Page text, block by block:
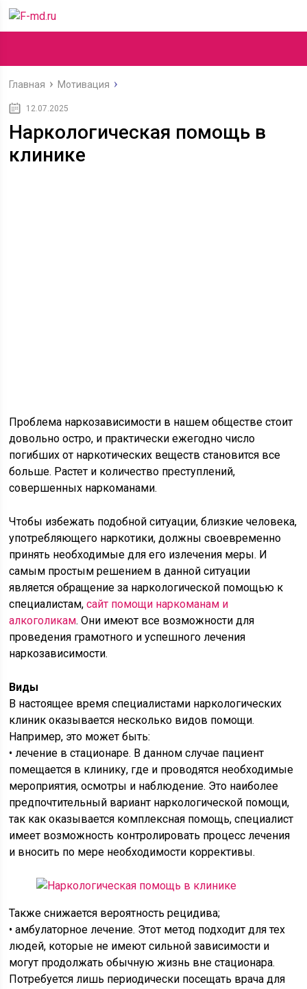
Главная Мотивация
12.07.2025
Наркологическая помощь в
клинике
Проблема наркозависимости в нашем обществе стоит
довольно остро, и практически ежегодно число
погибших от наркотических веществ становится все
больше. Растет и количество преступлений,
совершенных наркоманами.
Чтобы избежать подобной ситуации, близкие человека,
употребляющего наркотики, должны своевременно
принять необходимые для его излечения меры. И
самым простым решением в данной ситуации
является обращение за наркологической помощью к
специалистам,сайт помощи наркоманам и
алкоголикам. Они имеют все возможности для
проведения грамотного и успешного лечения
наркозависимости.
Виды
В настоящее время специалистами наркологических
клиник оказывается несколько видов помощи.
Например, это может быть:
• лечение в стационаре. В данном случае пациент
помещается в клинику, где и проводятся необходимые
мероприятия, осмотры и наблюдение. Это наиболее
предпочтительный вариант наркологической помощи,
так как оказывается комплексная помощь, специалист
имеет возможность контролировать процесс лечения
и вносить по мере необходимости коррективы.
Также снижается вероятность рецидива;
• амбулаторное лечение. Этот метод подходит для тех
людей, которые не имеют сильной зависимости и
могут продолжать обычную жизнь вне стационара.
Потребуется лишь периодически посещать врача для